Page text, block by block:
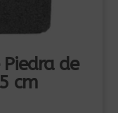
de
cm